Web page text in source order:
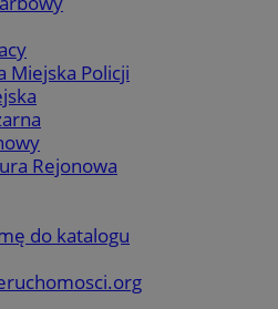
Miejska Policji
Rejonowa
do katalogu